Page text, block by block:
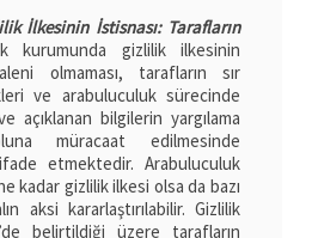
İlkesinin İstisnası: Tarafların
kurumunda gizlilik ilkesinin
olmaması, tarafların sır
ve arabuluculuk sürecinde
açıklanan bilgilerin yargılama
müracaat edilmesinde
ifade etmektedir. Arabuluculuk
kadar gizlilik ilkesi olsa da bazı
aksi kararlaştırılabilir. Gizlilik
belirtildiği üzere tarafların